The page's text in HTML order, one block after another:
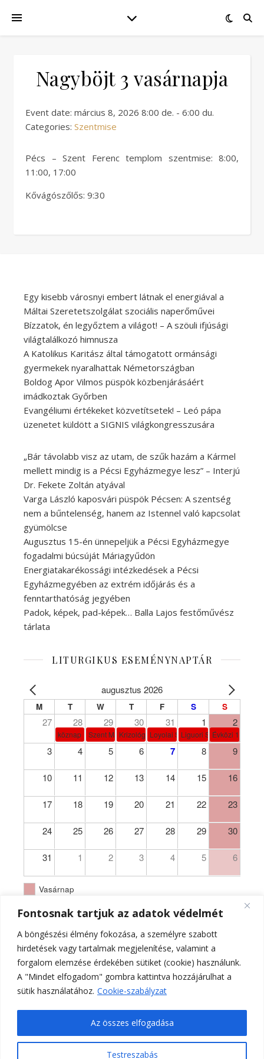
Fontosnak tartjuk az adatok védelmét
A böngészési élmény fokozása, a személyre szabott
hirdetések vagy tartalmak megjelenítése, valamint a
forgalom elemzése érdekében sütiket (cookie) használunk.
A "Mindet elfogadom" gombra kattintva hozzájárulhat a
sütik használatához. Cookie-szabályzat
Testreszabás
Az összes elfogadása
Nagyböjt 3 vasárnapja
Event date: március 8, 2026 8:00 de. - 6:00 du.
Categories: Szentmise
Pécs – Szent Ferenc templom szentmise: 8:00,
11:00, 17:00
Kővágószőlős: 9:30
Egy kisebb városnyi embert látnak el energiával a
Máltai Szeretetszolgálat szociális naperőművei
Bízzatok, én legyőztem a világot! – A szöuli ifjúsági
világtalálkozó himnusza
A Katolikus Karitász által támogatott ormánsági
gyermekek nyaralhattak Németországban
Boldog Apor Vilmos püspök közbenjárásáért
imádkoztak Győrben
Evangéliumi értékeket közvetítsetek! – Leó pápa
üzenetet küldött a SIGNIS világkongresszusára
„Bár távolabb visz az utam, de szűk hazám a Kármel
mellett mindig is a Pécsi Egyházmegye lesz” – Interjú
Dr. Fekete Zoltán atyával
Varga László kaposvári püspök Pécsen: A szentség
nem a bűntelenség, hanem az Istennel való kapcsolat
gyümölcse
Augusztus 15-én ünnepeljük a Pécsi Egyházmegye
fogadalmi búcsúját Máriagyűdön
Energiatakarékossági intézkedések a Pécsi
Egyházmegyében az extrém időjárás és a
fenntarthatóság jegyében
Padok, képek, pad-képek… Balla Lajos festőművész
tárlata
LITURGIKUS ESEMÉNYNAPTÁR
augusztus 2026
M T W T F S S
27 28 29 30 31 1 2
köznap Szent Márta, Mária és Lázár
Krizológ Szent Péter
Loyolai Szent IgnácLiguori Szent Alfonz pk-et.
Évközi 18.
3 4 5 6 7 8 9
10 11 12 13 14 15 16
17 18 19 20 21 22 23
24 25 26 27 28 29 30
31 1 2 3 4 5 6
Vasárnap